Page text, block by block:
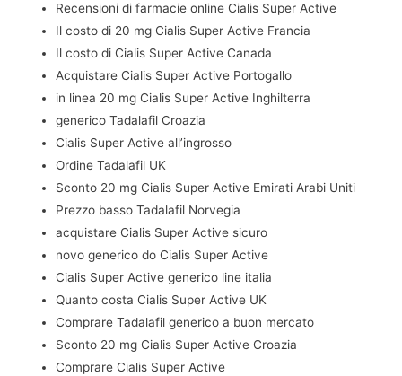
Recensioni di farmacie online Cialis Super Active
Il costo di 20 mg Cialis Super Active Francia
Il costo di Cialis Super Active Canada
Acquistare Cialis Super Active Portogallo
in linea 20 mg Cialis Super Active Inghilterra
generico Tadalafil Croazia
Cialis Super Active all’ingrosso
Ordine Tadalafil UK
Sconto 20 mg Cialis Super Active Emirati Arabi Uniti
Prezzo basso Tadalafil Norvegia
acquistare Cialis Super Active sicuro
novo generico do Cialis Super Active
Cialis Super Active generico line italia
Quanto costa Cialis Super Active UK
Comprare Tadalafil generico a buon mercato
Sconto 20 mg Cialis Super Active Croazia
Comprare Cialis Super Active